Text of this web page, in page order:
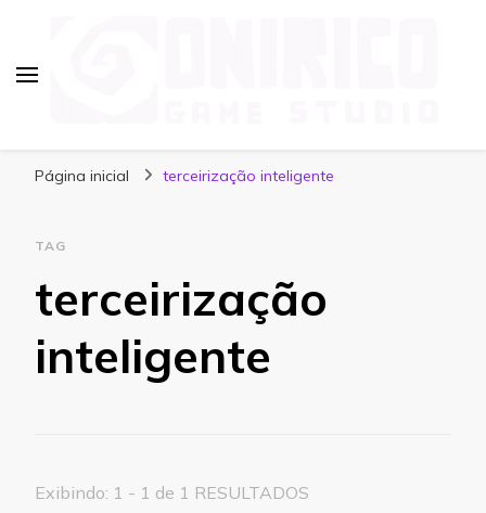
Página inicial terceirização inteligente
TAG
terceirização
inteligente
Exibindo: 1 - 1 de 1 RESULTADOS